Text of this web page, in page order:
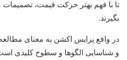
تا با فهم بهتر حرکت قیمت، تصمیمات
بگیرند.
در واقع پرایس اکشن به معنای
و شناسایی الگوها و سطوح کلیدی